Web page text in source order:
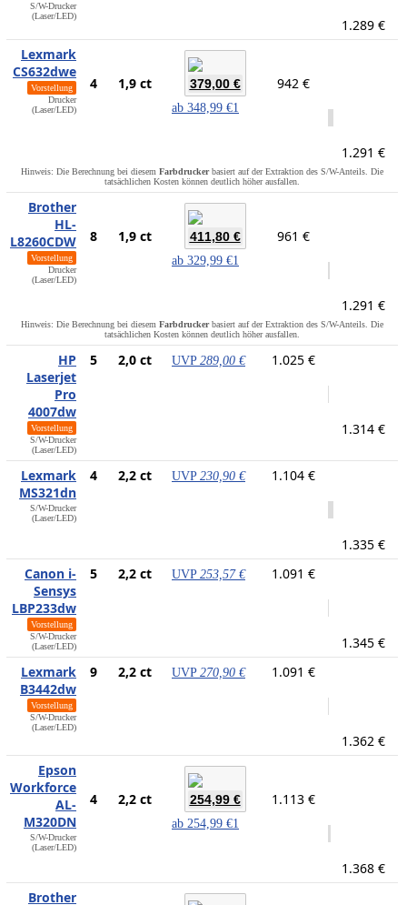
S/W-Drucker
(Laser/LED)
1.289 €
Lexmark
CS632dwe
Vorstellung
Drucker
(Laser/LED)
4 1,9 ct 379,00 €
ab 348,99 €1
942 €
1.291 €
Hinweis: Die Berechnung bei diesem Farbdruckerbasiert auf der Extraktion des S/W-Anteils. Die
tatsächlichen Kosten können deutlich höher ausfallen.
Brother
HL-
L8260CDW
Vorstellung
Drucker
(Laser/LED)
8 1,9 ct 411,80 €
ab 329,99 €1
961 €
1.291 €
Hinweis: Die Berechnung bei diesem Farbdruckerbasiert auf der Extraktion des S/W-Anteils. Die
tatsächlichen Kosten können deutlich höher ausfallen.
HP
Laserjet
Pro
4007dw
Vorstellung
S/W-Drucker
(Laser/LED)
5 2,0 ct UVP 289,00 € 1.025 €
1.314 €
Lexmark
MS321dn
S/W-Drucker
(Laser/LED)
4 2,2 ct UVP 230,90 € 1.104 €
1.335 €
Canon i-
Sensys
LBP233dw
Vorstellung
S/W-Drucker
(Laser/LED)
5 2,2 ct UVP 253,57 € 1.091 €
1.345 €
Lexmark
B3442dw
Vorstellung
S/W-Drucker
(Laser/LED)
9 2,2 ct UVP 270,90 € 1.091 €
1.362 €
Epson
Workforce
AL-
M320DN
S/W-Drucker
(Laser/LED)
4 2,2 ct 254,99 €
ab 254,99 €1
1.113 €
1.368 €
Brother